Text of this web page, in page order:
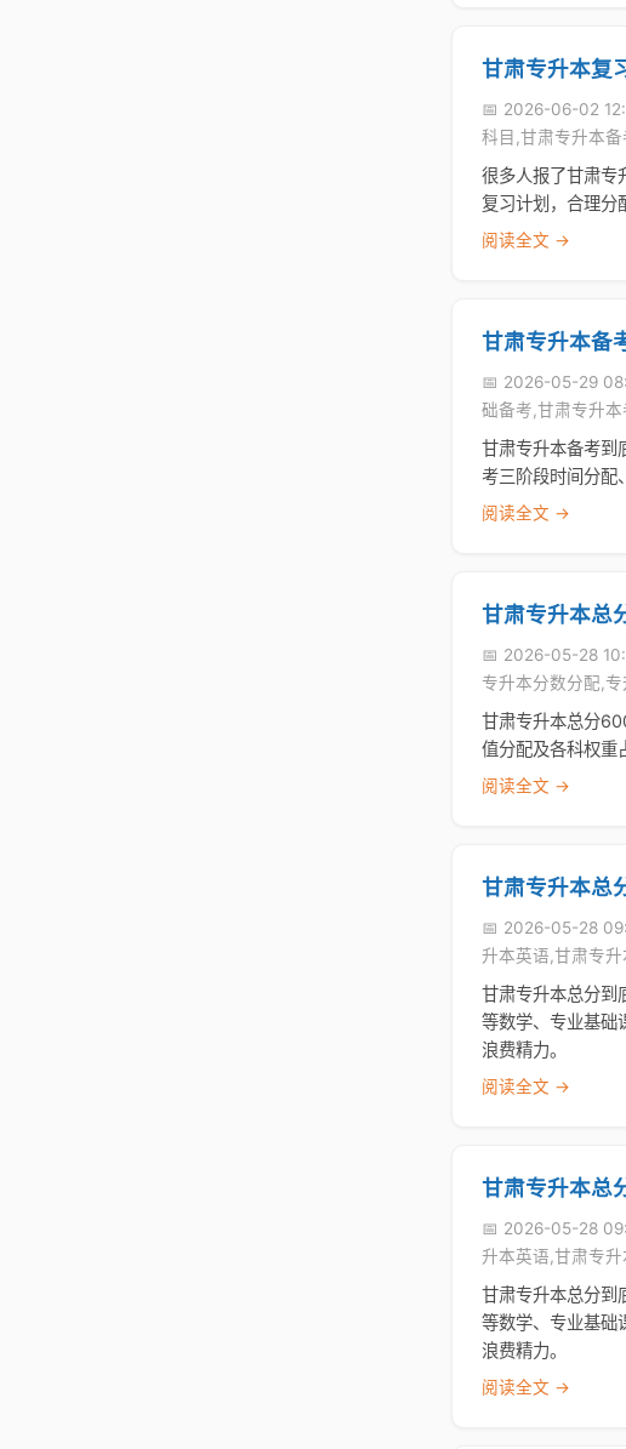
甘肃专升本复
📅 2026-06-02
科目,甘肃专升本
很多人报了甘肃专
复习计划，合理分
阅读全文 →
甘肃专升本备
📅 2026-05-29
础备考,甘肃专升
甘肃专升本备考到
考三阶段时间分配
阅读全文 →
甘肃专升本总
📅 2026-05-28
专升本分数分配,
甘肃专升本总分
值分配及各科权重
阅读全文 →
甘肃专升本总
📅 2026-05-28
升本英语,甘肃专
甘肃专升本总分到
等数学、专业基础
浪费精力。
阅读全文 →
甘肃专升本总
📅 2026-05-28
升本英语,甘肃专
甘肃专升本总分到
等数学、专业基础
浪费精力。
阅读全文 →